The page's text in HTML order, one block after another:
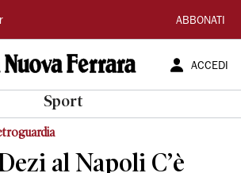
ABBONATI
ACCEDI
Sport
al Napoli C’è